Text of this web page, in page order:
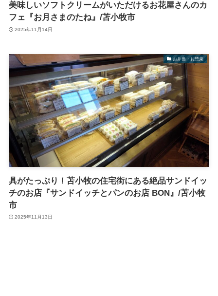
美味しいソフトクリームがいただけるお花屋さんのカ
フェ『お月さまのたね』/苫小牧市
2025年11月14日
お弁当・お惣菜
具がたっぷり！苫小牧の住宅街にある絶品サンドイッ
チのお店『サンドイッチとパンのお店 BON』/苫小牧
市
2025年11月13日